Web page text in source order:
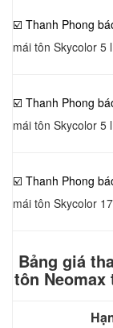
☑️ Thanh Phong
mái tôn Skycolor 5
☑️ Thanh Phong
mái tôn Skycolor 5
☑️ Thanh Phong
mái tôn Skycolor
Bảng giá
tôn Neomax